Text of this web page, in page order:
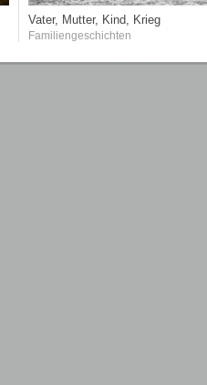
Vater, Mutter, Kind, Krieg
Familiengeschichten